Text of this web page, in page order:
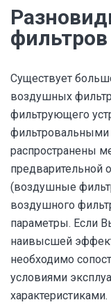
фильтров
Существует
воздушных
фильтрующего
фильтровальными
распространены
предварительной
(воздушные
воздушного
параметры. Если
наивысшей
необходимо
условиями
характеристиками.